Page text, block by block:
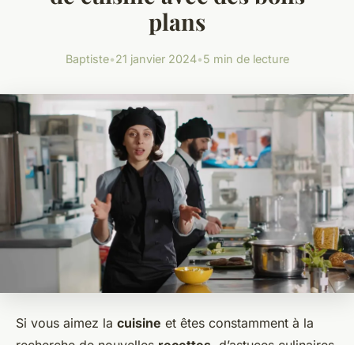
plans
Baptiste•21 janvier 2024•5 min de lecture
Si vous aimez la cuisine et êtes constamment à la